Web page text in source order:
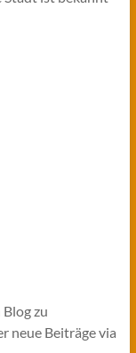
zu
neue Beiträge via